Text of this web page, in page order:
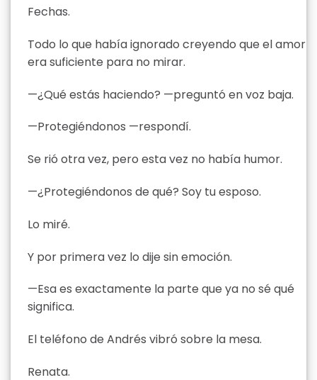
Fechas.
Todo lo que había ignorado creyendo que el amor
era suficiente para no mirar.
—¿Qué estás haciendo? —preguntó en voz baja.
—Protegiéndonos —respondí.
Se rió otra vez, pero esta vez no había humor.
—¿Protegiéndonos de qué? Soy tu esposo.
Lo miré.
Y por primera vez lo dije sin emoción.
—Esa es exactamente la parte que ya no sé qué
significa.
El teléfono de Andrés vibró sobre la mesa.
Renata.